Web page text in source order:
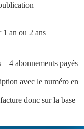
an ou 2 ans
4 abonnements payés
avec le numéro en
donc sur la base